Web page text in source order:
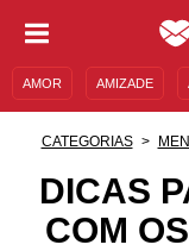
AMOR AMIZADE
MENSAGENS E FRASES
CATEGORIAS
DICAS
COM